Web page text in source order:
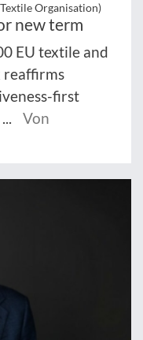
Organisation)
new term
EU textile and
reaffirms
first
Von